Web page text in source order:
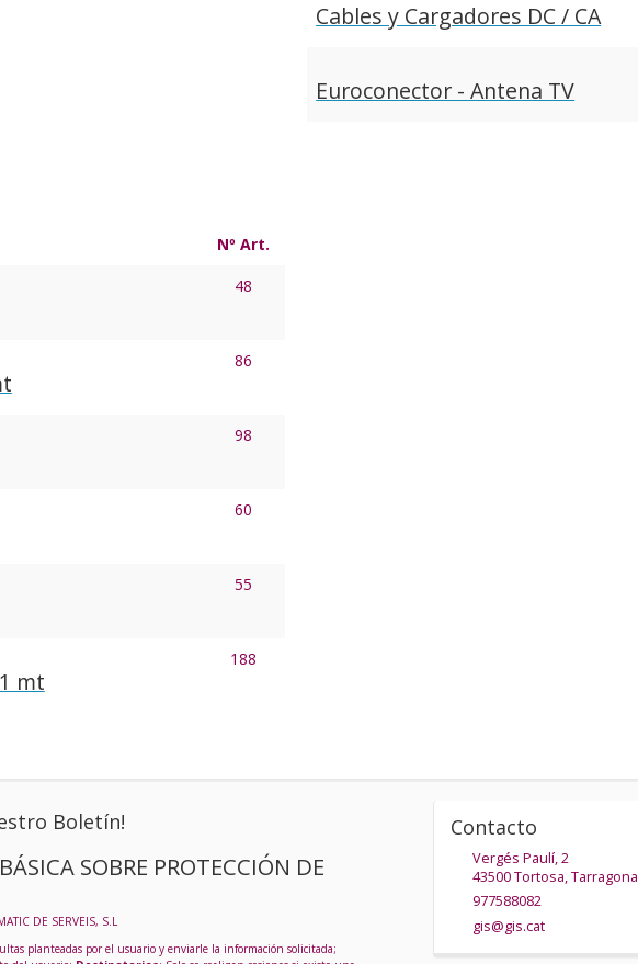
Cables y Cargadores DC / CA
Euroconector - Antena TV
Nº Art.
48
86
98
60
55
mt
188
Boletín!
SOBRE PROTECCIÓN DE
DE SERVEIS, S.L
planteadas por el usuario y enviarle la información solicitada;
Contacto
Vergés Paulí, 2
43500Tortosa,Tarragona
977588082
gis@gis.cat